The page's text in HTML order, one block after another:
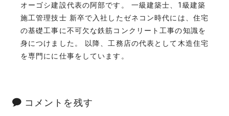
オーゴシ建設代表の阿部です。 一級建築士、1級建築
施工管理技士 新卒で入社したゼネコン時代には、住宅
の基礎工事に不可欠な鉄筋コンクリート工事の知識を
身につけました。 以降、工務店の代表として木造住宅
を専門にに仕事をしています。
コメントを残す